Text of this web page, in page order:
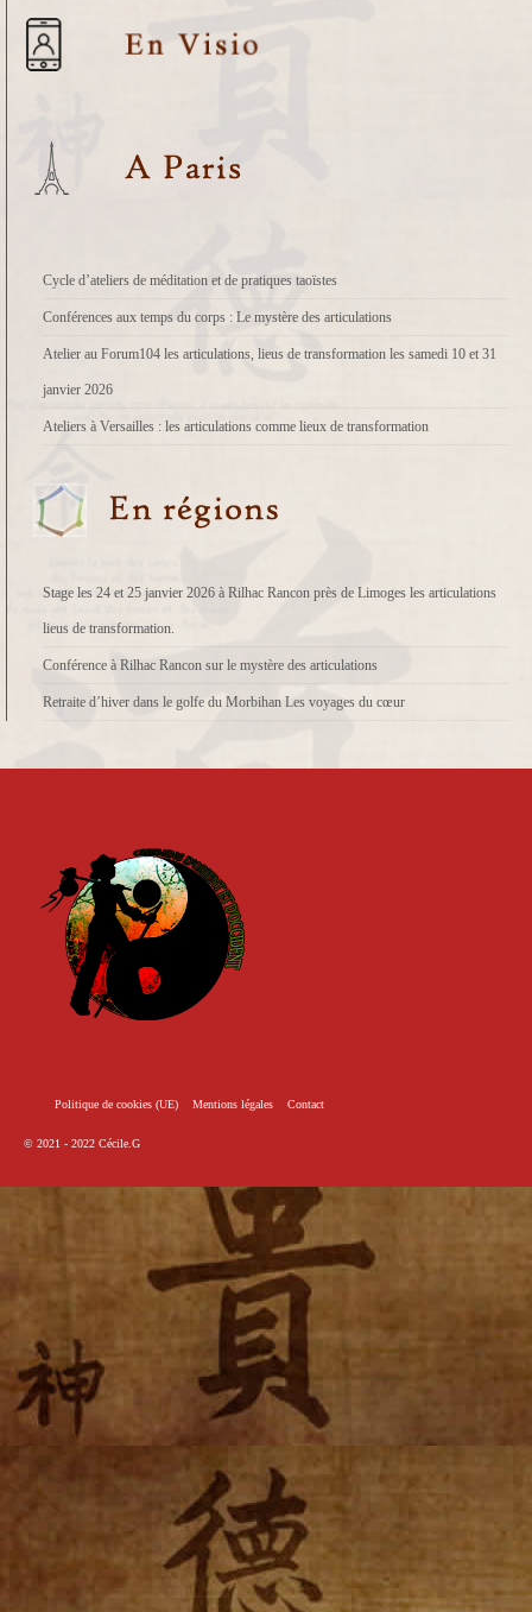
Cycle d’ateliers de méditation et de pratiques taoïstes
Conférences aux temps du corps : Le mystère des articulations
Atelier au Forum104 les articulations, lieus de transformation les samedi 10 et 31
janvier 2026
Ateliers à Versailles : les articulations comme lieux de transformation
Stage les 24 et 25 janvier 2026 à Rilhac Rancon près de Limoges les articulations
lieus de transformation.
Conférence à Rilhac Rancon sur le mystère des articulations
Retraite d’hiver dans le golfe du Morbihan Les voyages du cœur
Politique de cookies (UE) Mentions légales Contact
© 2021 - 2022 Cécile.G